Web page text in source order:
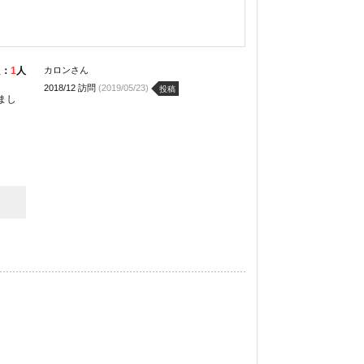
1人
し
カロンさん
2018/12 訪問 (2019/05/23) 投稿